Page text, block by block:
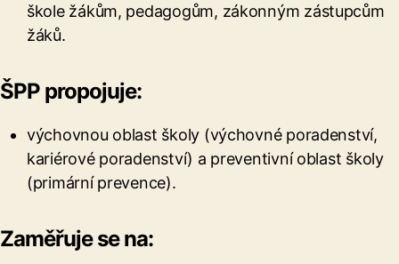
škole žákům, pedagogům, zákonným zástupcům
žáků.
ŠPP propojuje:
výchovnou oblast školy (výchovné poradenství,
kariérové poradenství) a preventivní oblast školy
(primární prevence).
Zaměřuje se na: